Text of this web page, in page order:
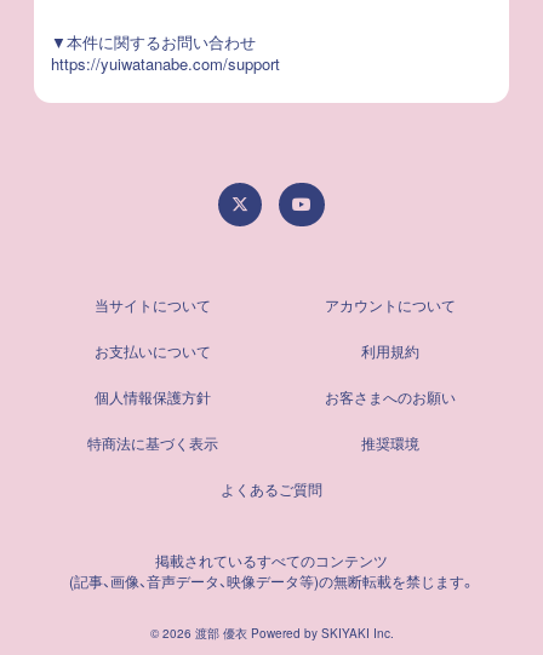
▼本件に関するお問い合わせ
https://yuiwatanabe.com/support
当サイトについて アカウントについて
お支払いについて 利用規約
個人情報保護方針 お客さまへのお願い
特商法に基づく表示 推奨環境
よくあるご質問
掲載されているすべてのコンテンツ
(記事、画像、音声データ、映像データ等)の無断転載を禁じます。
© 2026 渡部 優衣 Powered by SKIYAKI Inc.